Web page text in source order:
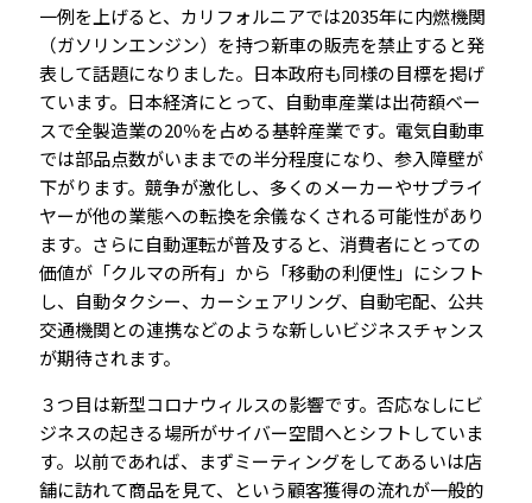
一例を上げると、カリフォルニアでは2035年に内燃機関
（ガソリンエンジン）を持つ新車の販売を禁止すると発
表して話題になりました。日本政府も同様の目標を掲げ
ています。日本経済にとって、自動車産業は出荷額ベー
スで全製造業の20％を占める基幹産業です。電気自動車
では部品点数がいままでの半分程度になり、参入障壁が
下がります。競争が激化し、多くのメーカーやサプライ
ヤーが他の業態への転換を余儀なくされる可能性があり
ます。さらに自動運転が普及すると、消費者にとっての
価値が「クルマの所有」から「移動の利便性」にシフト
し、自動タクシー、カーシェアリング、自動宅配、公共
交通機関との連携などのような新しいビジネスチャンス
が期待されます。
３つ目は新型コロナウィルスの影響です。否応なしにビ
ジネスの起きる場所がサイバー空間へとシフトしていま
す。以前であれば、まずミーティングをしてあるいは店
舗に訪れて商品を見て、という顧客獲得の流れが一般的